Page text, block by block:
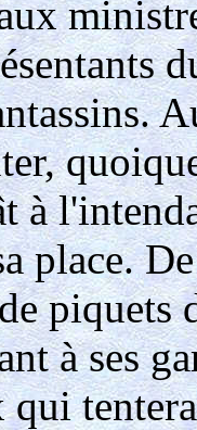
à
place.
piquets
à ses
qui